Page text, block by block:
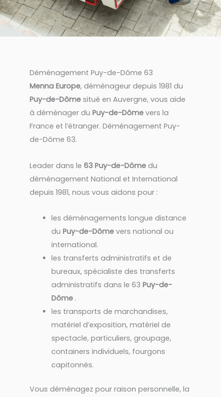
Déménagement Puy-de-Dôme 63
Menna Europe, déménageur depuis 1981 du
Puy-de-Dôme situé en Auvergne, vous aide
à déménager du Puy-de-Dôme vers la
France et l’étranger. Déménagement Puy-
de-Dôme 63.
Leader dans le 63 Puy-de-Dôme du
déménagement National et International
depuis 1981, nous vous aidons pour :
les déménagements longue distance
du Puy-de-Dômevers national ou
international.
les transferts administratifs et de
bureaux, spécialiste des transferts
administratifs dans le 63 Puy-de-
Dôme.
les transports de marchandises,
matériel d’exposition, matériel de
spectacle, particuliers, groupage,
containers individuels, fourgons
capitonnés.
Vous déménagez pour raison personnelle, la